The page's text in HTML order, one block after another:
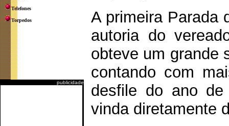
Telefones
Torpedos
publicidade
A primeira Parada
autoria do
obteve um grande
contando com
desfile do ano
vinda diretamente